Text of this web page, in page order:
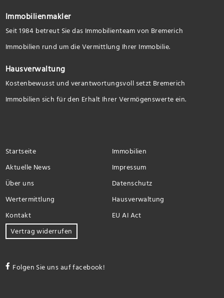
Immobilienmakler
Seit 1984 betreut Sie das Immobilienteam von Bremerich
Immobilien rund um die Vermittlung Ihrer Immobilie.
Hausverwaltung
Kostenbewusst und verantwortungsvoll setzt Bremerich
Immobilien sich für den Erhalt Ihrer Vermögenswerte ein.
Startseite
Immobilien
Aktuelle News
Impressum
Über uns
Datenschutz
Wertermittlung
Hausverwaltung
Kontakt
EU AI Act
Vertrag widerrufen
Folgen Sie uns auf facebook!